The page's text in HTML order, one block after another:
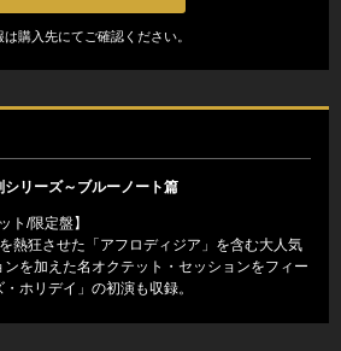
は購入先にてご確認ください。
リーズ～ブルーノート篇
ト/限定盤】
熱狂させた「アフロディジア」を含む大人気
を加えた名オクテット・セッションをフィー
ホリデイ」の初演も収録。